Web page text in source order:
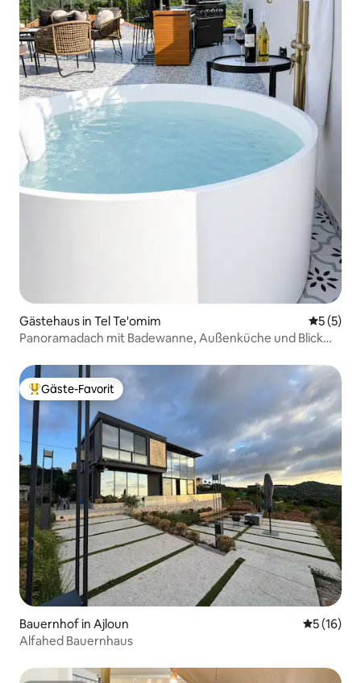
Gästehaus in Tel Te'omim
5 (5)
Panoramadach mit Badewanne, Außenküche und Blick
Beliebter Gäste-Favorit.
Gäste-Favorit
Bauernhof in Ajloun
5 (16)
Alfahed Bauernhaus